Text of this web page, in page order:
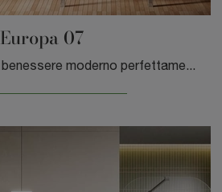
Europa 07
Arreda la stanza del benessere moderno perfettamente con Europa 07, mobili bagno a terra e complementi in laminato di GB Group.